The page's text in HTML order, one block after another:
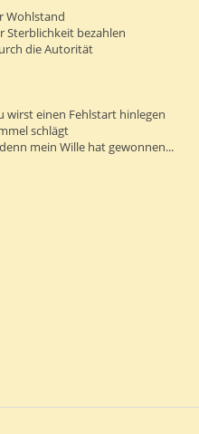
Wohlstand
Sterblichkeit bezahlen
die Autorität
wirst einen Fehlstart hinlegen
schlägt
mein Wille hat gewonnen...